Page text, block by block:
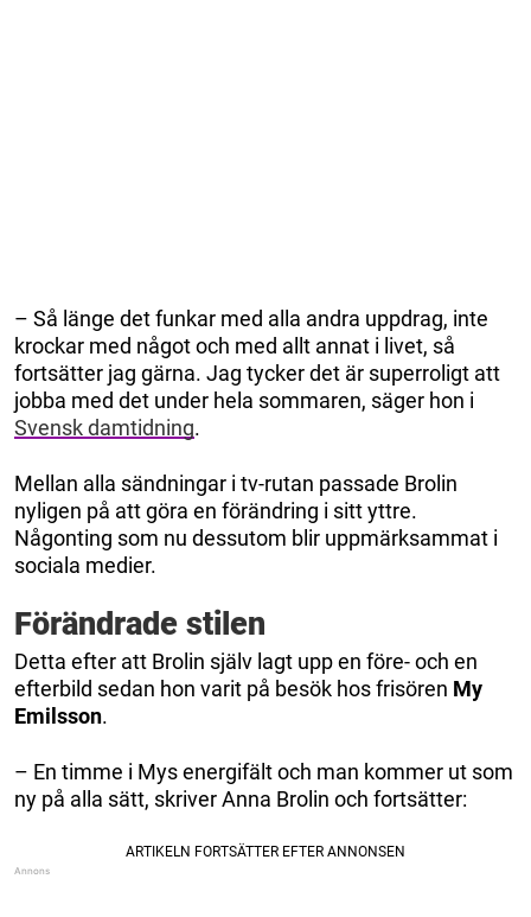
– Så länge det funkar med alla andra uppdrag, inte
krockar med något och med allt annat i livet, så
fortsätter jag gärna. Jag tycker det är superroligt att
jobba med det under hela sommaren, säger hon i
Svensk damtidning.
Mellan alla sändningar i tv-rutan passade Brolin
nyligen på att göra en förändring i sitt yttre.
Någonting som nu dessutom blir uppmärksammat i
sociala medier.
Förändrade stilen
Detta efter att Brolin själv lagt upp en före- och en
efterbild sedan hon varit på besök hos frisören My
Emilsson.
– En timme i Mys energifält och man kommer ut som
ny på alla sätt, skriver Anna Brolin och fortsätter: